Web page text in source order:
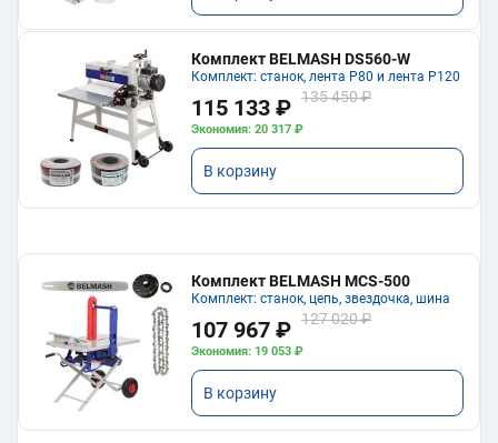
Комплект BELMASH DS560-W
Комплект: станок, лента P80 и лента P120
115 133 ₽ 135 450 ₽
Экономия: 20 317 ₽
В корзину
Комплект BELMASH MCS-500
Комплект: станок, цепь, звездочка, шина
107 967 ₽ 127 020 ₽
Экономия: 19 053 ₽
В корзину